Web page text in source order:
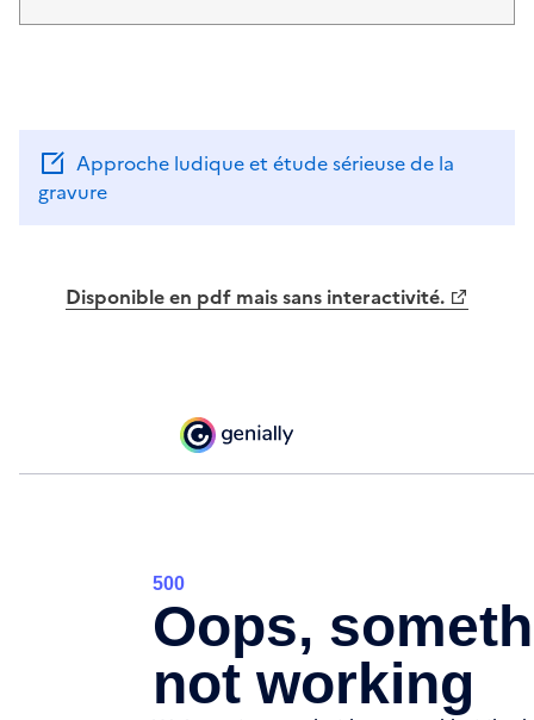
Approche ludique et étude sérieuse de la
gravure
Disponible en pdf mais sans interactivité.